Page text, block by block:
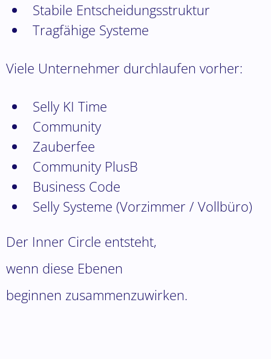
Stabile Entscheidungsstruktur
Tragfähige Systeme
Viele Unternehmer durchlaufen vorher:
Selly KI Time
Community
Zauberfee
Community PlusB
Business Code
Selly Systeme (Vorzimmer / Vollbüro)
Der Inner Circle entsteht,
wenn diese Ebenen
beginnen zusammenzuwirken.